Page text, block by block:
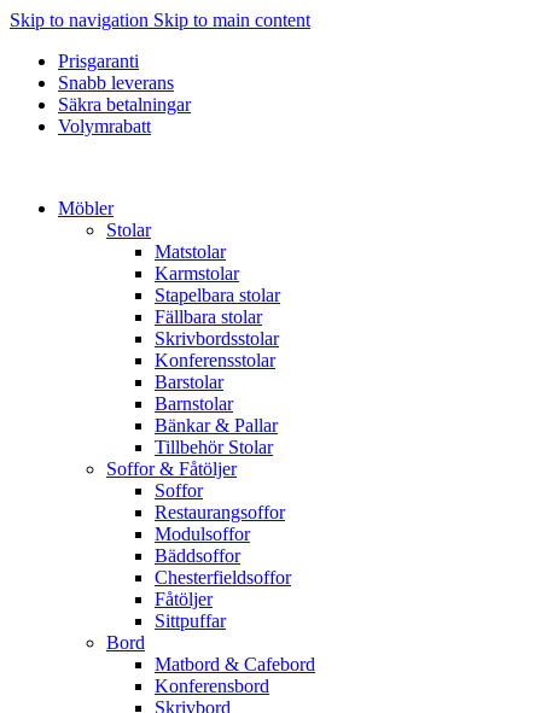
Skip to navigation Skip to main content
Prisgaranti
Snabb leverans
Säkra betalningar
Volymrabatt
Möbler
Stolar
Matstolar
Karmstolar
Stapelbara stolar
Fällbara stolar
Skrivbordsstolar
Konferensstolar
Barstolar
Barnstolar
Bänkar & Pallar
Tillbehör Stolar
Soffor & Fåtöljer
Soffor
Restaurangsoffor
Modulsoffor
Bäddsoffor
Chesterfieldsoffor
Fåtöljer
Sittpuffar
Bord
Matbord & Cafebord
Konferensbord
Skrivbord